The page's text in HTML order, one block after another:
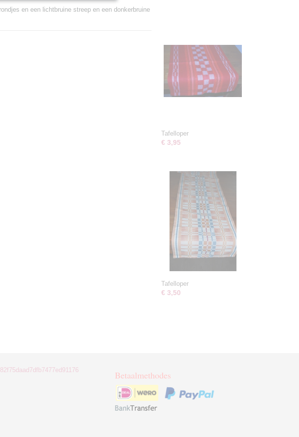
en een lichtbruine streep en een donkerbruine
Tafelloper
€ 3,95
Tafelloper
€ 3,50
Betaalmethodes